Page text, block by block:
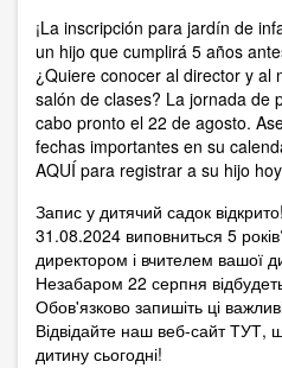
¡La inscripción para jardín de
un hijo que cumplirá 5 años
¿Quiere conocer al director y al
salón de clases? La jornada de
cabo pronto el 22 de agosto.
fechas importantes en su
AQUÍ para registrar a su hijo
Запис у дитячий садок
31.08.2024 виповниться 5
директором і вчителем вашої
Незабаром 22 серпня
Обов'язково запишіть ці
Відвідайте наш веб-сайт ТУТ,
дитину сьогодні!